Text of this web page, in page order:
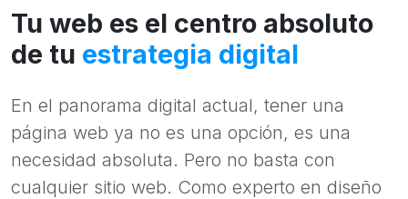
Tu web es el centro absoluto
de tu estrategia digital
En el panorama digital actual, tener una
página web ya no es una opción, es una
necesidad absoluta. Pero no basta con
cualquier sitio web. Como experto en diseño